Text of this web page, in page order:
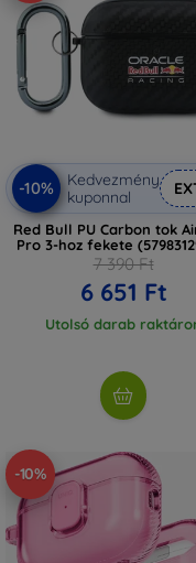
-10%
Kedvezmény
kuponnal
Red Bull PU Carbon tok
Pro 3-hoz fekete
7 390 Ft
6 651 Ft
Utolsó darab
-10%